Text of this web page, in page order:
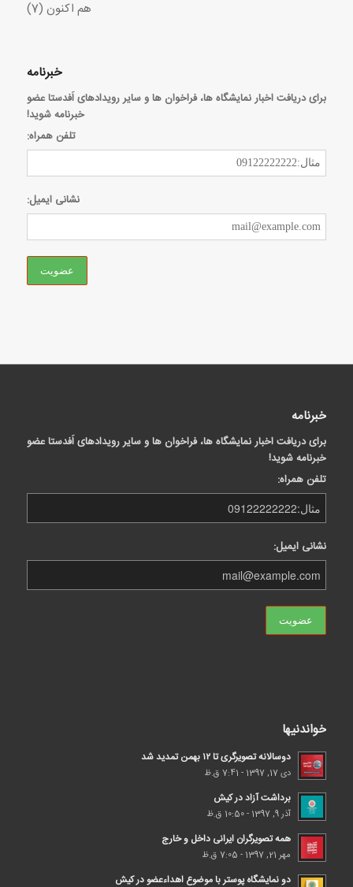
هم اکنون (7)
خبرنامه
برای دریافت اخبار نمایشگاه ها، فراخوان ها و سایر رویدادهای اَفدستا عضو
خبرنامه شوید!
تلفن همراه:
نشانی ایمیل:
خبرنامه
برای دریافت اخبار نمایشگاه ها، فراخوان ها و سایر رویدادهای اَفدستا عضو
خبرنامه شوید!
تلفن همراه:
نشانی ایمیل:
خواندنیها
دوسالانه تصویرگری تا ۱۲ بهمن تمدید شد
دی 17, 1397 - 7:41 ق.ظ
برداشت آزاد در کیش
آذر 9, 1397 - 10:50 ق.ظ
همه تصویرگران ایرانی داخل و خارج
مهر 21, 1397 - 7:05 ق.ظ
دو نمایشگاه پوستر با موضوع اهداء‌عضو در کیش